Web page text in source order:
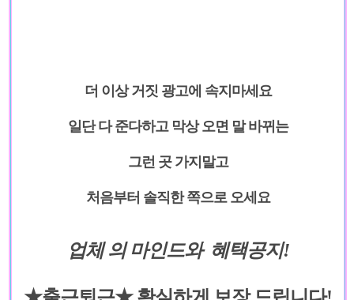
더 이상 거짓 광고에 속지마세요
일단 다 준다하고 막상 오면 말 바뀌는
그런 곳 가지말고
처음부터 솔직한 쪽으로 오세요
업체 의 마인드와 혜택공지!